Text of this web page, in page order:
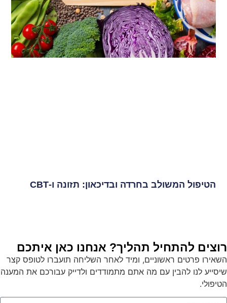
הטיפול המשולב בחרדה ובדיכאון: תזונה ו-CBT
רוצים להתחיל תהליך? אנחנו כאן איתכם
השאירו פרטים ראשוניים, ומיד לאחר השליחה תועברו לטופס קצר
שיסייע לנו להבין עם מה אתם מתמודדים ולדייק עבורכם את המענה
הטיפולי.